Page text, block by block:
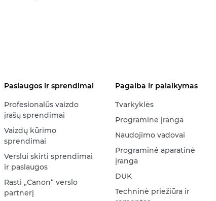
Paslaugos ir sprendimai
Profesionalūs vaizdo
įrašų sprendimai
Vaizdų kūrimo
sprendimai
Verslui skirti sprendimai
ir paslaugos
Rasti „Canon“ verslo
partnerį
Pagalba ir palaikymas
Tvarkyklės
Programinė įranga
Naudojimo vadovai
Programinė aparatinė
įranga
DUK
Techninė priežiūra ir